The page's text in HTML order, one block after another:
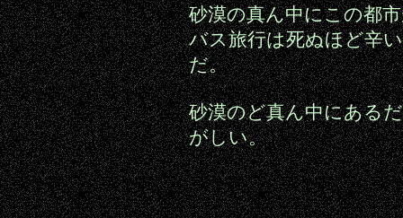
砂漠の真ん中にこの都
バス旅行は死ぬほど辛
だ。
砂漠のど真ん中にある
がしい。